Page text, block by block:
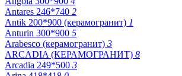
Antares 246*740 2
Antik 200*900 (керамогранит) 1
Anturin 300*900 5
Arabesco (керамогранит) 3
ARCADIA (КЕРАМОГРАНИТ) 8
Arcadia 249*500 3